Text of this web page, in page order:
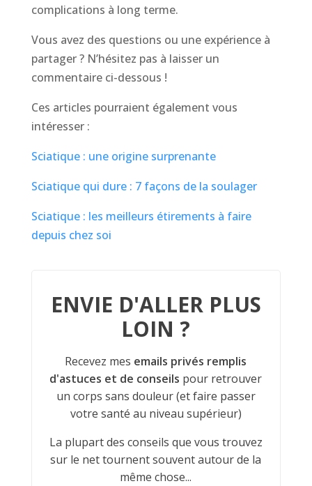
complications à long terme.
Vous avez des questions ou une expérience à
partager ? N’hésitez pas à laisser un
commentaire ci-dessous !
Ces articles pourraient également vous
intéresser :
Sciatique : une origine surprenante
Sciatique qui dure : 7 façons de la soulager
Sciatique : les meilleurs étirements à faire
depuis chez soi
ENVIE D'ALLER PLUS
LOIN ?
Recevez mes emails privés remplis
d'astuces et de conseils pour retrouver
un corps sans douleur (et faire passer
votre santé au niveau supérieur)
La plupart des conseils que vous trouvez
sur le net tournent souvent autour de la
même chose...